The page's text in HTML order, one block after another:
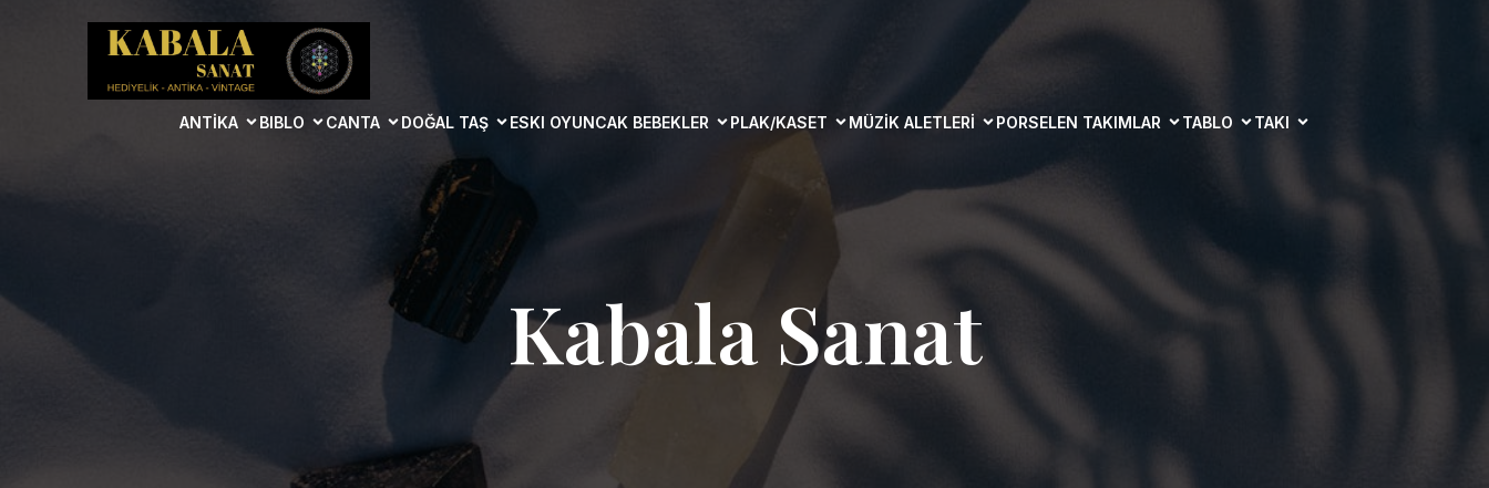
ANTIKA BIBLO CANTA DOĞAL TAŞ ESKI OYUNCAK BEBEKLER PLAK/KASET MÜZIK ALETLERI PORSELEN TAKIMLAR TABLO TAKI
Kabala Sanat